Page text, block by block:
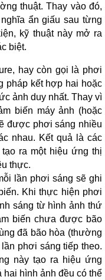
thuật. Thay vào đó,
ẩn giấu sau từng
kỹ thuật này mở ra
biệt.
hay còn gọi là phơi
pháp kết hợp hai hoặc
ảnh duy nhất. Thay vì
biến máy ảnh (hoặc
được phơi sáng nhiều
nhau. Kết quả là các
ra một hiệu ứng thị
thực.
lần phơi sáng sẽ ghi
Khi thực hiện phơi
sáng từ hình ảnh thứ
biến chưa được bão
đã bão hòa (thường
phơi sáng tiếp theo.
này tạo ra hiệu ứng
hai hình ảnh đều có thể